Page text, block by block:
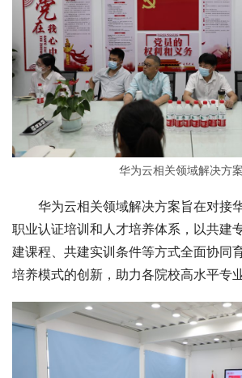
华为云相关领域解决方案
华为云相关领域解决方案旨在对接
职业认证培训和人才培养体系，以共建
建课程、共建实训条件等方式全面协同
培养模式的创新，助力各院校高水平专